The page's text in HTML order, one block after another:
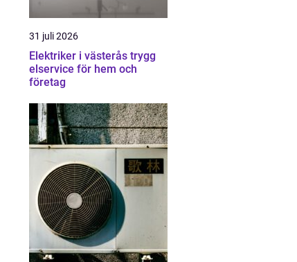
31 juli 2026
Elektriker i västerås trygg
elservice för hem och
företag